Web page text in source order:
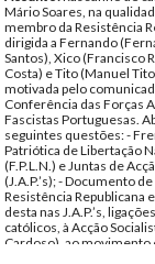
Página(s):10
Mário Soares, na
membro da Resistência
dirigida a Fernando
Santos), Xico (Francisco
Costa) e Tito (Manuel
motivada pelo
Conferência das Forças
Fascistas Portuguesas.
seguintes questões: -
Patriótica de Libertação
(F.P.L.N.) e Juntas de
(J.A.P.’s); - Documento
Resistência Republicana
desta nas J.A.P.’s,
católicos, à Acção
Cardoso), ao